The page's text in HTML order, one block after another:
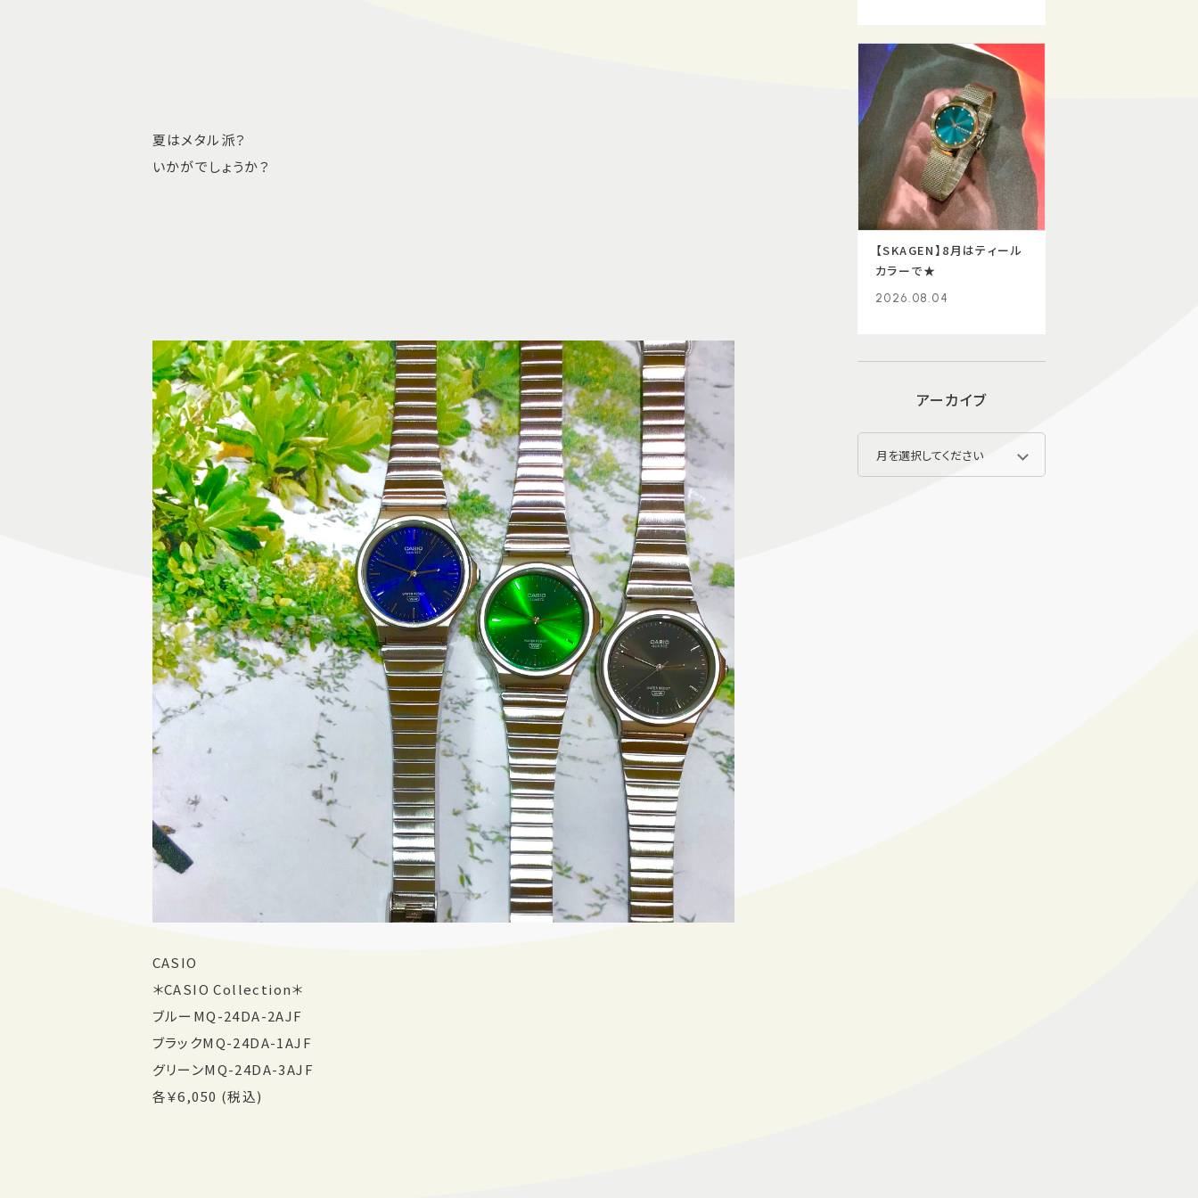
夏はメタル派？
いかがでしょうか？
CASIO
＊CASIO Collection＊
ブルーMQ-24DA-2AJF
ブラックMQ-24DA-1AJF
グリーンMQ-24DA-3AJF
各￥6,050 (税込)
【SKAGEN】8月はティール
カラーで★
2026.08.04
アーカイブ